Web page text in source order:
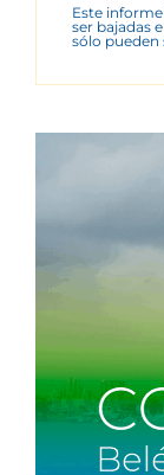
Este
ser bajadas
sólo pueden